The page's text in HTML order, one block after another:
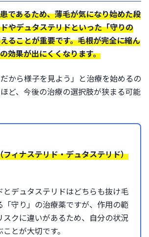
であるため、薄毛が気になり始めた段
やデュタステリドといった「守りの
ることが重要です。毛根が完全に縮ん
効果が出にくくなります。
だから様子を見よう」と治療を始めるの
ど、今後の治療の選択肢が狭まる可能
フィナステリド・デュタステリド）
とデュタステリドはどちらも抜け毛
「守り」の治療薬ですが、作用の範
スクに違いがあるため、自分の状況
とが大切です。